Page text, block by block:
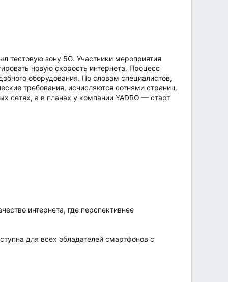
зону 5G. Участники мероприятия
новую скорость интернета. Процесс
оборудования. По словам специалистов,
требования, исчисляются сотнями страниц.
сетях, а в планах у компании YADRO — старт
интернета, где перспективнее
для всех обладателей смартфонов с